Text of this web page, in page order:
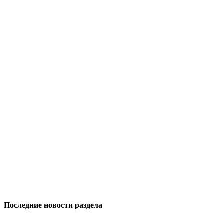
Последние новости раздела